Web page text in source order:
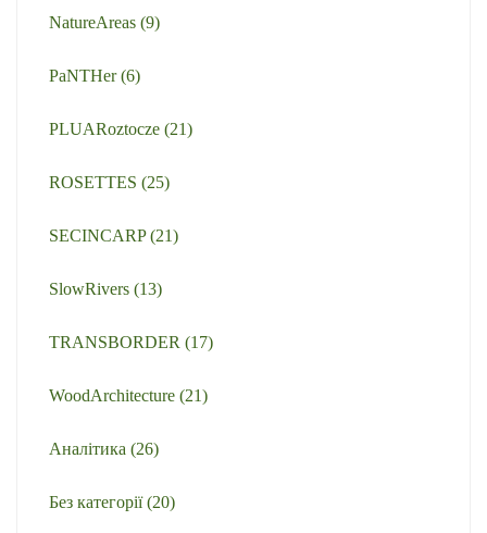
NatureAreas (9)
PaNTHer(6)
PLUARoztocze (21)
ROSETTES (25)
SECINCARP(21)
SlowRivers (13)
TRANSBORDER (17)
WoodArchitecture (21)
Аналітика (26)
Без категорії(20)